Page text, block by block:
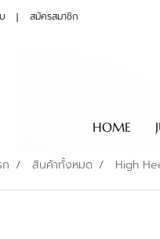
สมัครสมาชิก
HOME
ก สินค้าทั้งหมด High